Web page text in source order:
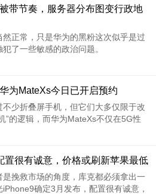
带节奏，服务器分布图变行政地
正常，只是华为的黑粉这次似乎是过
了一些敏感的政治问题。
为MateXs今日已开启预约
少折叠屏手机，但它们大多仅限于改
”的逻辑，而华为MateXs不仅在5G性
更重要的是整合了手机和平板形态的
置很有诚意，价格或刷新苹果最低
挽救市场的角度，库克都必须拿出一
确定3月发布，配置很有诚意，